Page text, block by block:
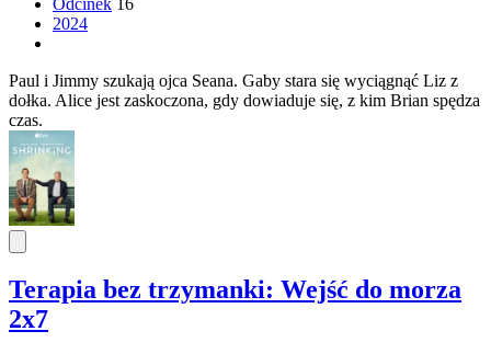
2024
Paul i Jimmy szukają ojca Seana. Gaby stara się wyciągnąć Liz z
dołka. Alice jest zaskoczona, gdy dowiaduje się, z kim Brian spędza
czas.
Terapia bez trzymanki: Wejść do morza
2x7